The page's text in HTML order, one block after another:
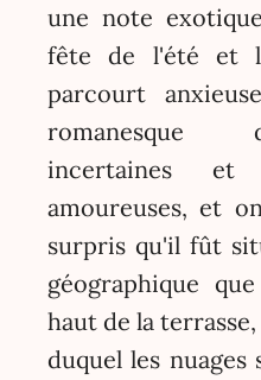
une note
fête de l'été et
parcourt
romanesque
incertaines et
amoureuses, et
surpris qu'il fût
géographique
haut de la
duquel les